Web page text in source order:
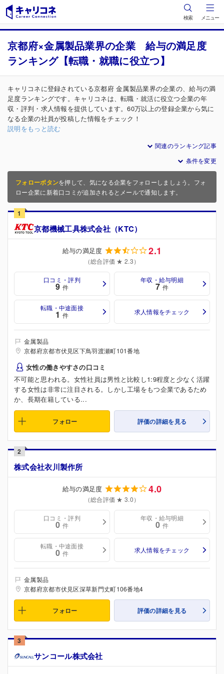
検索 メニュー
京都府×金属製品業界の企業 給与の満足度
ランキング【転職・就職に役立つ】
キャリコネに登録されている京都府 金属製品業界の企業の、給与の満
足度ランキングです。キャリコネは、転職・就活に役立つ企業の年
収・評判・求人情報を提供しています。60万以上の登録企業から気に
なる企業の社員が投稿した情報をチェック！
説明をもっと読む
関連のランキング記事
条件を変更
フォローボタンを押して、気になる企業をフォローしましょう。フォ
ロー企業に新着口コミが追加されるとメールで通知します。
1
京都機械工具株式会社（KTC）
給与の満足度 2.1
（総合評価 ★ 2.3）
口コミ・評判
9 件
年収・給与明細
7 件
転職・中途面接
1 件 求人情報をチェック
金属製品
京都府京都市伏見区下鳥羽渡瀬町101番地
女性の働きやすさの口コミ
不可能と思われる。女性社員は男性と比較し1:9程度と少なく活躍
する女性は非常に注目される。しかし工場をもつ企業であるため
か、長期在籍している...
フォロー 評価の詳細を見る
2
株式会社衣川製作所
給与の満足度 4.0
（総合評価 ★ 3.0）
口コミ・評判
0 件
年収・給与明細
0 件
転職・中途面接
0 件 求人情報をチェック
金属製品
京都府京都市伏見区深草新門丈町106番地4
フォロー 評価の詳細を見る
3
サンコール株式会社